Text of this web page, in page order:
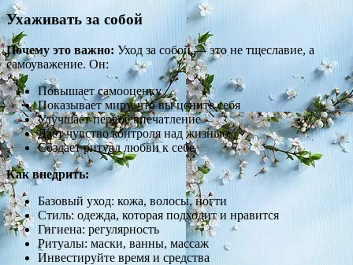
Ухаживать за собой
Почему это важно: Уход за собой — это не тщеславие, а
самоуважение. Он:
Повышает самооценку
Показывает миру, что вы цените себя
Улучшает первое впечатление
Дает чувство контроля над жизнью
Создает ритуал любви к себе
Как внедрить:
Базовый уход: кожа, волосы, ногти
Стиль: одежда, которая подходит и нравится
Гигиена: регулярность
Ритуалы: маски, ванны, массаж
Инвестируйте время и средства